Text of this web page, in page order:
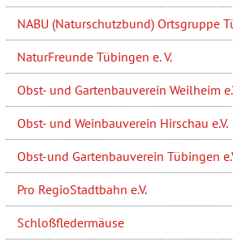
NABU (Naturschutzbund) Ortsgruppe
NaturFreunde Tübingen e. V.
Obst- und Gartenbauverein Weilheim
Obst- und Weinbauverein Hirschau e.V.
Obst-und Gartenbauverein Tübingen
Pro RegioStadtbahn e.V.
Schloßfledermäuse